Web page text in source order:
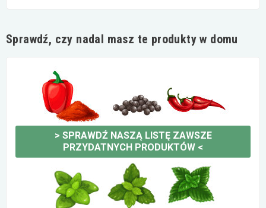
Sprawdź, czy nadal masz te produkty w domu
> SPRAWDŹ NASZĄ LISTĘ ZAWSZE
PRZYDATNYCH PRODUKTÓW <